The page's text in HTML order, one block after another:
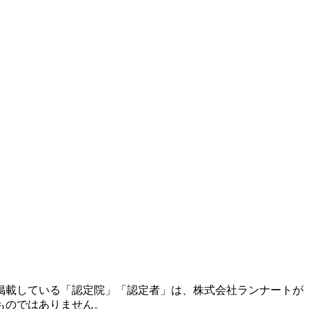
している「認定院」「認定者」は、株式会社ランナートが
ではありません。